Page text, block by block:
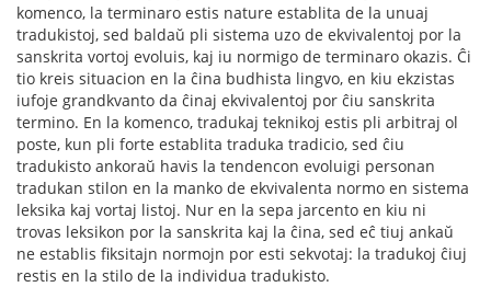
komenco, la terminaro estis nature establita de la unuaj
tradukistoj, sed baldaŭ pli sistema uzo de ekvivalentoj por la
sanskrita vortoj evoluis, kaj iu normigo de terminaro okazis. Ĉi
tio kreis situacion en la ĉina budhista lingvo, en kiu ekzistas
iufoje grandkvanto da ĉinaj ekvivalentoj por ĉiu sanskrita
termino. En la komenco, tradukaj teknikoj estis pli arbitraj ol
poste, kun pli forte establita traduka tradicio, sed ĉiu
tradukisto ankoraŭ havis la tendencon evoluigi personan
tradukan stilon en la manko de ekvivalenta normo en sistema
leksika kaj vortaj listoj. Nur en la sepa jarcento en kiu ni
trovas leksikon por la sanskrita kaj la ĉina, sed eĉ tiuj ankaŭ
ne establis fiksitajn normojn por esti sekvotaj: la tradukoj ĉiuj
restis en la stilo de la individua tradukisto.